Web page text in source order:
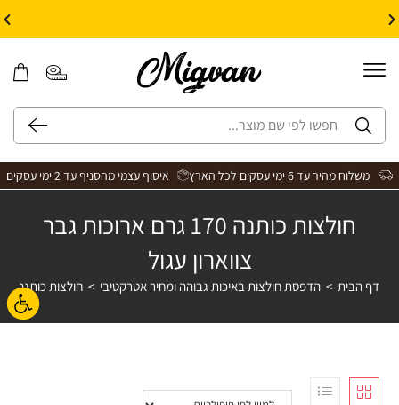
משלוח מהיר עד 6 ימי עסקים לכל הארץ איסוף עצמי מהסניף עד 2 ימי עסקים
חולצות כותנה 170 גרם ארוכות גבר
צווארון עגול
דף הבית > הדפסת חולצות באיכות גבוהה ומחיר אטרקטיבי > חולצות כותנה 170 גרם ארוכות גבר צווארון עגול
פתח